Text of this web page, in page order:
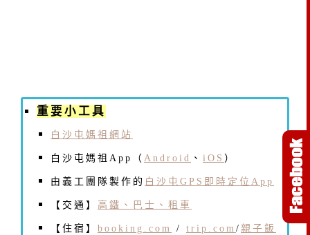
重要小工具
白沙屯媽祖網站
白沙屯媽祖App（ Android 、 iOS ）
由義工團隊製作的 白沙屯GPS即時定位App
【交通】 高鐵、巴士、租車
【住宿】 booking.com / trip.com / 親子飯